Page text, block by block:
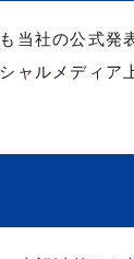
当社の公式
ルメディ